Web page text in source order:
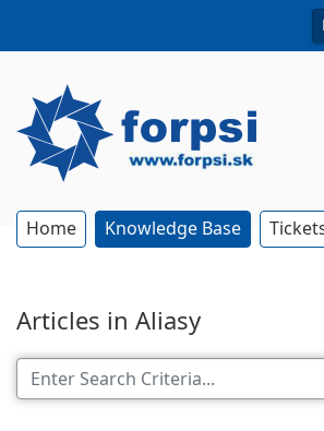
Home Knowledge Base
Articles in Aliasy